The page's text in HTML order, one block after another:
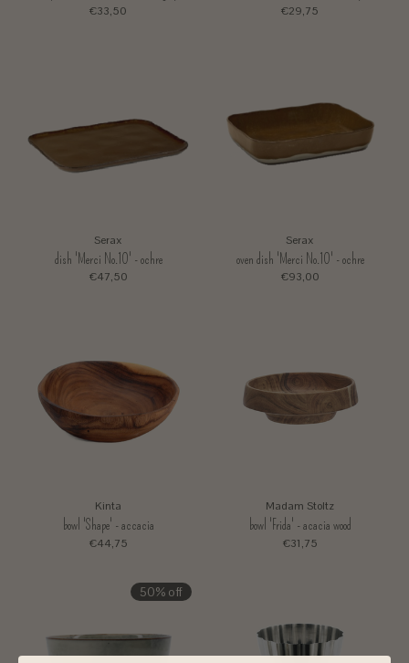
€33,50 €29,75
Serax
dish 'Merci No.10' - ochre
€47,50
Serax
oven dish 'Merci No.10' - ochre
€93,00
Kinta
bowl 'Shape' - accacia
€44,75
Madam Stoltz
bowl 'Frida' - acacia wood
€31,75
50% off